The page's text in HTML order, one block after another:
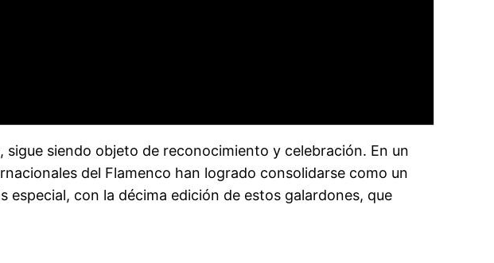
siendo objeto de reconocimiento y celebración. En un
del Flamenco han logrado consolidarse como un
con la décima edición de estos galardones, que